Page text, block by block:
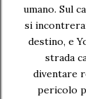
umano. Sul
si
destino, e
strada
diventare
pericolo